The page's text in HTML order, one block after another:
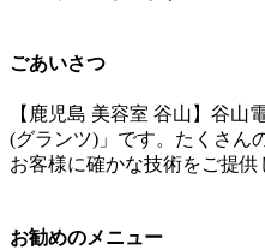
ごあいさつ
【鹿児島 美容室 谷山】谷山
(グランツ)」です。たくさん
お客様に確かな技術をご提供
お勧めのメニュー